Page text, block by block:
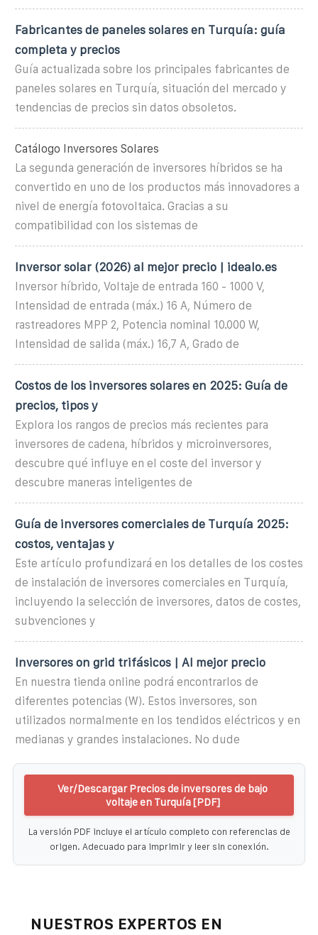
Fabricantes de paneles solares en Turquía: guía
completa y precios
Guía actualizada sobre los principales fabricantes de
paneles solares en Turquía, situación del mercado y
tendencias de precios sin datos obsoletos.
Catálogo Inversores Solares
La segunda generación de inversores híbridos se ha
convertido en uno de los productos más innovadores a
nivel de energía fotovoltaica. Gracias a su
compatibilidad con los sistemas de
Inversor solar (2026) al mejor precio | idealo.es
Inversor híbrido, Voltaje de entrada 160 - 1000 V,
Intensidad de entrada (máx.) 16 A, Número de
rastreadores MPP 2, Potencia nominal 10.000 W,
Intensidad de salida (máx.) 16,7 A, Grado de
Costos de los inversores solares en 2025: Guía de
precios, tipos y
Explora los rangos de precios más recientes para
inversores de cadena, híbridos y microinversores,
descubre qué influye en el coste del inversor y
descubre maneras inteligentes de
Guía de inversores comerciales de Turquía 2025:
costos, ventajas y
Este artículo profundizará en los detalles de los costes
de instalación de inversores comerciales en Turquía,
incluyendo la selección de inversores, datos de costes,
subvenciones y
Inversores on grid trifásicos | Al mejor precio
En nuestra tienda online podrá encontrarlos de
diferentes potencias (W). Estos inversores, son
utilizados normalmente en los tendidos eléctricos y en
medianas y grandes instalaciones. No dude
Ver/Descargar Precios de inversores de bajo
voltaje en Turquía [PDF]
La versión PDF incluye el artículo completo con referencias de
origen. Adecuado para imprimir y leer sin conexión.
NUESTROS EXPERTOS EN